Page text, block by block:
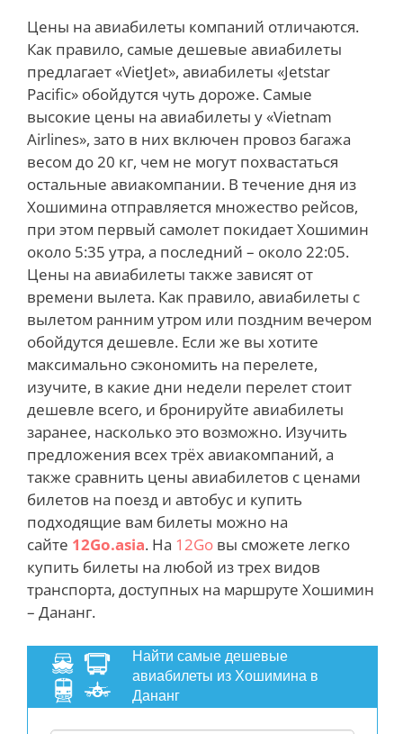
Цены на авиабилеты компаний отличаются.
Как правило, самые дешевые авиабилеты
предлагает «VietJet», авиабилеты «Jetstar
Pacific» обойдутся чуть дороже. Самые
высокие цены на авиабилеты у «Vietnam
Airlines», зато в них включен провоз багажа
весом до 20 кг, чем не могут похвастаться
остальные авиакомпании. В течение дня из
Хошимина отправляется множество рейсов,
при этом первый самолет покидает Хошимин
около 5:35 утра, а последний – около 22:05.
Цены на авиабилеты также зависят от
времени вылета. Как правило, авиабилеты с
вылетом ранним утром или поздним вечером
обойдутся дешевле. Если же вы хотите
максимально сэкономить на перелете,
изучите, в какие дни недели перелет стоит
дешевле всего, и бронируйте авиабилеты
заранее, насколько это возможно. Изучить
предложения всех трёх авиакомпаний, а
также сравнить цены авиабилетов с ценами
билетов на поезд и автобус и купить
подходящие вам билеты можно на
сайте 12Go.asia. На 12Go вы сможете легко
купить билеты на любой из трех видов
транспорта, доступных на маршруте Хошимин
– Дананг.
Найти самые дешевые
авиабилеты из Хошимина в
Дананг